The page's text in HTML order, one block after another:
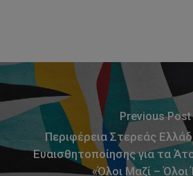
Previous Post
Περιφέρεια Στερεάς
Ευαισθητοποίησης για τα
«Όλοι Μαζί – Όλοι